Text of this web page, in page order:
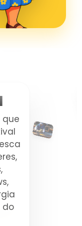
que
do